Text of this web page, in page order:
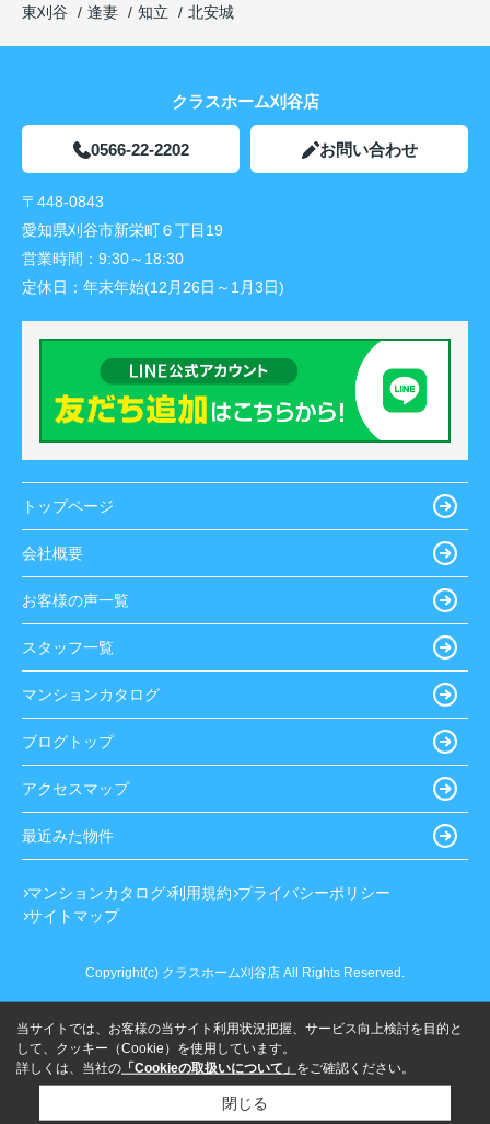
東刈谷
逢妻 知立 北安城
クラスホーム刈谷店
0566-22-2202 お問い合わせ
〒448-0843
愛知県刈谷市新栄町６丁目19
営業時間： 9:30～18:30
定休日： 年末年始(12月26日～1月3日)
トップページ
会社概要
お客様の声一覧
スタッフ一覧
マンションカタログ
ブログトップ
アクセスマップ
最近みた物件
マンションカタログ 利用規約 プライバシーポリシー
サイトマップ
Copyright(c) クラスホーム刈谷店 All Rights Reserved.
当サイトでは、お客様の当サイト利用状況把握、サービス向上検討を目的と
して、クッキー（Cookie）を使用しています。
詳しくは、当社の 「Cookieの取扱いについて」 をご確認ください。
閉じる